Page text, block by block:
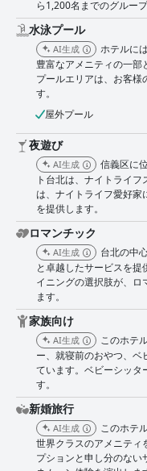
ら1,200名までのグルー
水泳プール
AI生成
ホテルに
豊富なアメニティの一部
プールエリアは、お客様
す。
屋外プール
夜遊び
AI生成
信義区に
ト台北は、ナイトライ
は、ナイトライフ愛好家
を提供します。
ロマンチック
AI生成
台北の中
と卓越したサービスを
イニングの選択肢が、
ます。
家族向け
AI生成
このホテ
ー、就寝前のおやつ、
ています。ベビーシッタ
す。
新婚旅行
AI生成
このホテ
世界クラスのアメニティ
プションと申し分のな